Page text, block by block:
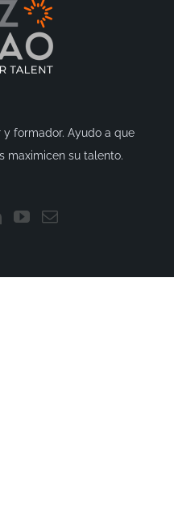
formador. Ayudo a que
maximicen su talento.